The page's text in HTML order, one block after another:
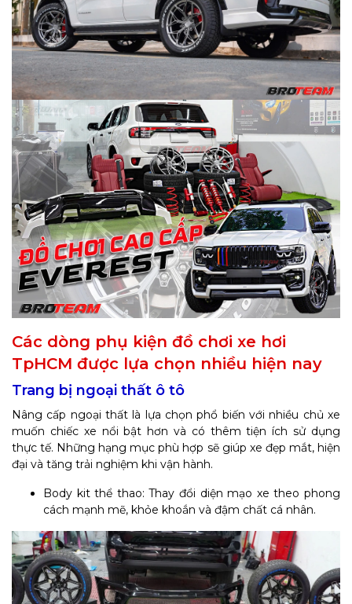
Các dòng phụ kiện đồ chơi xe hơi
TpHCM được lựa chọn nhiều hiện nay
Trang bị ngoại thất ô tô
Nâng cấp ngoại thất là lựa chọn phổ biến với nhiều chủ xe
muốn chiếc xe nổi bật hơn và có thêm tiện ích sử dụng
thực tế. Những hạng mục phù hợp sẽ giúp xe đẹp mắt, hiện
đại và tăng trải nghiệm khi vận hành.
Body kit thể thao: Thay đổi diện mạo xe theo phong
cách mạnh mẽ, khỏe khoắn và đậm chất cá nhân.